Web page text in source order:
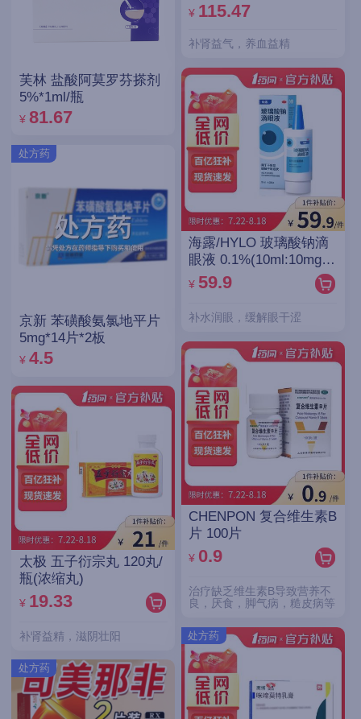
芙林 盐酸阿莫罗芬搽剂
5%*1ml/瓶
¥ 81.67
处方药
京新 苯磺酸氨氯地平片
5mg*14片*2板
¥ 4.5
太极 五子衍宗丸 120丸/
瓶(浓缩丸)
¥ 19.33
补肾益精，滋阴壮阳
处方药
¥ 115.47
补肾益气，养血益精
海露/HYLO 玻璃酸钠滴
眼液 0.1%(10ml:10mg)/
支(OTC)
¥ 59.9
补水润眼，缓解眼干涩
CHENPON 复合维生素B
片 100片
¥ 0.9
治疗缺乏维生素B导致营养不
良，厌食，脚气病，糙皮病等
处方药